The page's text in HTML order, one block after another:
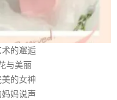
的邂逅
与美丽
的女神
妈说声